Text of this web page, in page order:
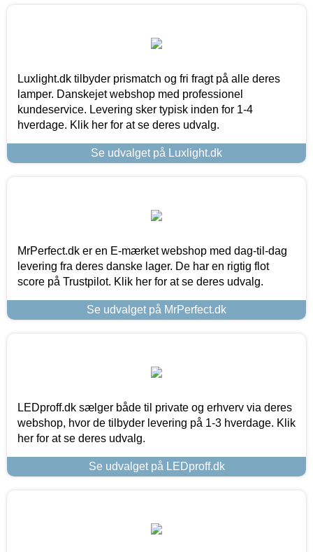
Luxlight.dk tilbyder prismatch og fri fragt på alle deres
lamper. Danskejet webshop med professionel
kundeservice. Levering sker typisk inden for 1-4
hverdage. Klik her for at se deres udvalg.
Se udvalget på Luxlight.dk
MrPerfect.dk er en E-mærket webshop med dag-til-dag
levering fra deres danske lager. De har en rigtig flot
score på Trustpilot. Klik her for at se deres udvalg.
Se udvalget på MrPerfect.dk
LEDproff.dk sælger både til private og erhverv via deres
webshop, hvor de tilbyder levering på 1-3 hverdage. Klik
her for at se deres udvalg.
Se udvalget på LEDproff.dk